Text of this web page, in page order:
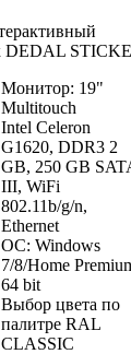
Монитор: 19"
Multitouch
Intel Celeron
G1620, DDR3 2
GB, 250 GB
III, WiFi
802.11b/g/n,
Ethernet
ОС: Windows
7/8/Home
64 bit
Выбор цвета по
палитре RAL
CLASSIC